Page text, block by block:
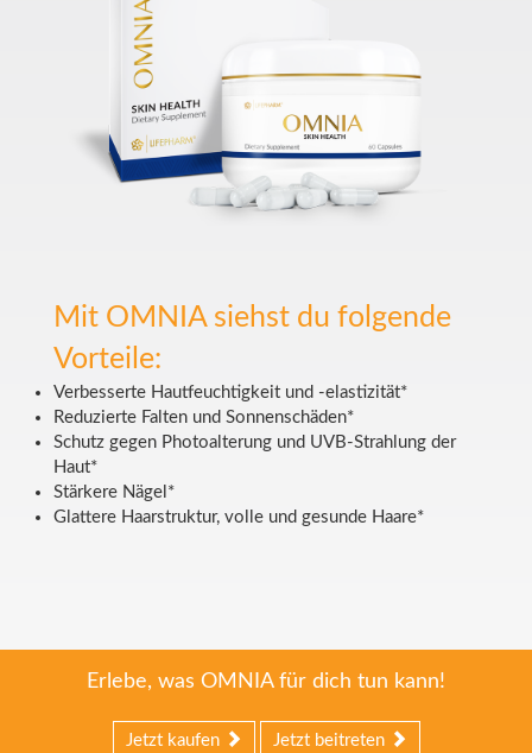
Mit OMNIA siehst du folgende
Vorteile:
Verbesserte Hautfeuchtigkeit und -elastizität*
Reduzierte Falten und Sonnenschäden*
Schutz gegen Photoalterung und UVB-Strahlung der
Haut*
Stärkere Nägel*
Glattere Haarstruktur, volle und gesunde Haare*
Erlebe, was OMNIA für dich tun kann!
Jetzt kaufen Jetzt beitreten